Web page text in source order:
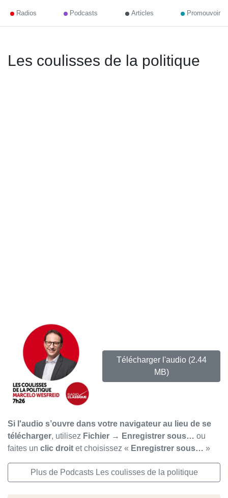
Radios Podcasts Articles Promouvoir
Les coulisses de la politique
Télécharger l'audio (2.44
MB)
Si l'audio s’ouvre dans votre navigateur au lieu de se
télécharger, utilisez Fichier → Enregistrer sous… ou
faites un clic droit et choisissez « Enregistrer sous… »
Plus de Podcasts Les coulisses de la politique